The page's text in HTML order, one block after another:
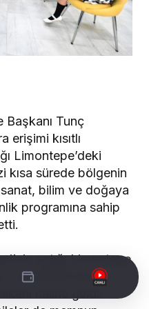
Başkanı Tunç
erişimi kısıtlı
Limontepe’deki
kısa sürede bölgenin
bilim ve doğaya
programına sahip
açtığı Limontepe
(ÇOGEM) kısa
haline geldi.